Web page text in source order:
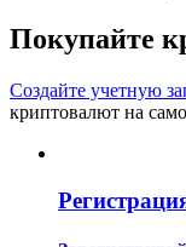
Информация
Покупайте
Создайте учетную
криптовалют на